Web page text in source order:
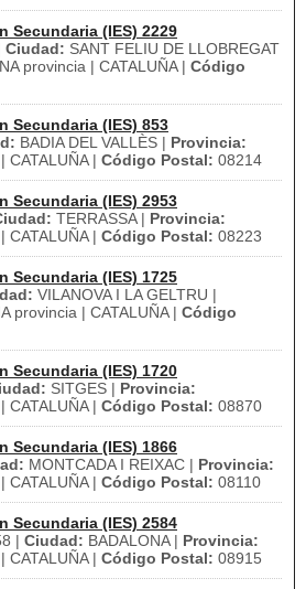
Secundaria (IES) 2229
Ciudad: SANT FELIU DE LLOBREGAT
provincia | CATALUÑA | Código
Secundaria (IES) 853
BADIA DEL VALLÈS | Provincia:
CATALUÑA | Código Postal: 08214
Secundaria (IES) 2953
TERRASSA | Provincia:
CATALUÑA | Código Postal: 08223
Secundaria (IES) 1725
VILANOVA I LA GELTRU |
provincia | CATALUÑA | Código
Secundaria (IES) 1720
SITGES | Provincia:
CATALUÑA | Código Postal: 08870
Secundaria (IES) 1866
MONTCADA I REIXAC | Provincia:
CATALUÑA | Código Postal: 08110
Secundaria (IES) 2584
| Ciudad: BADALONA | Provincia:
CATALUÑA | Código Postal: 08915